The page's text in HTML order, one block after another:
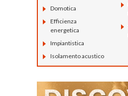
Domotica
Efficienza
energetica
Impiantistica
Isolamento acustico